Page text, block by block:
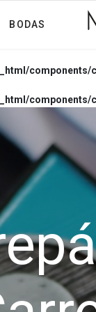
BODAS